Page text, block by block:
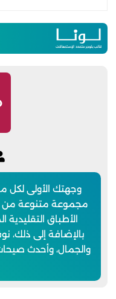
وجهتك الأولى لكل
مجموعة متنوعة من
الأطباق التقليدية
بالإضافة إلى ذلك،
والجمال، وأحدث